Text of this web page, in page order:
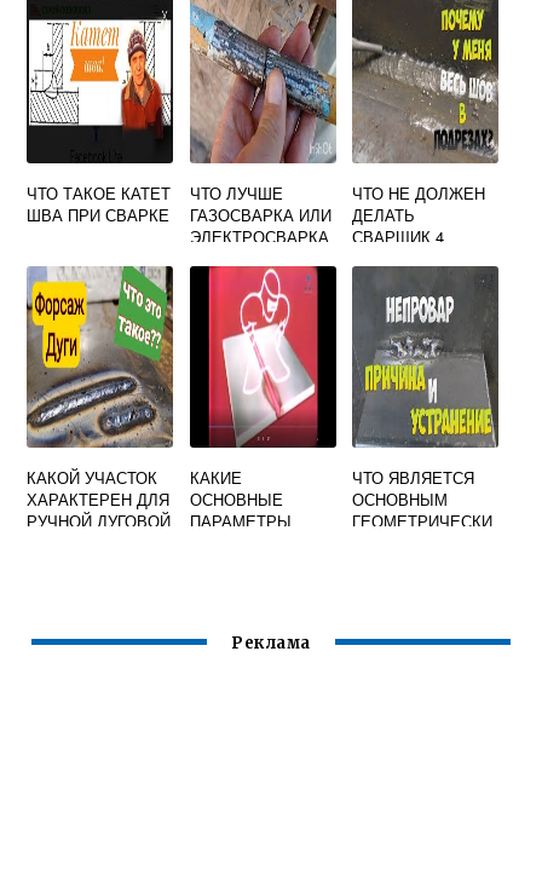
СВАРОЧНЫХ
МАТЕРИАЛОВ
ЧТО ТАКОЕ КАТЕТ
ШВА ПРИ СВАРКЕ
ЧТО ЛУЧШЕ
ГАЗОСВАРКА ИЛИ
ЭЛЕКТРОСВАРКА
ЧТО НЕ ДОЛЖЕН
ДЕЛАТЬ
СВАРЩИК 4
КАКОЙ УЧАСТОК
ХАРАКТЕРЕН ДЛЯ
РУЧНОЙ ДУГОВОЙ
КАКИЕ
ОСНОВНЫЕ
ПАРАМЕТРЫ
ЧТО ЯВЛЯЕТСЯ
ОСНОВНЫМ
ГЕОМЕТРИЧЕСКИ
Реклама